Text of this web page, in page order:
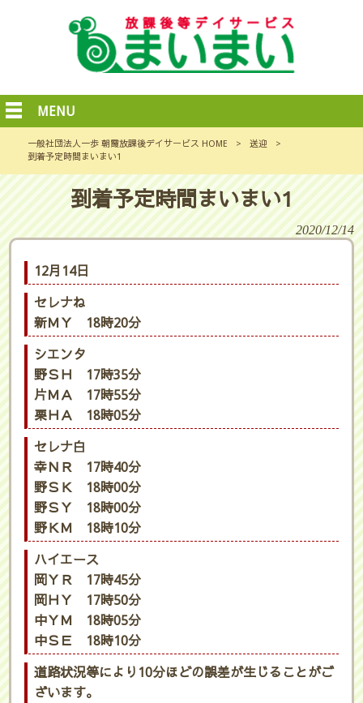
MENU
一般社団法人一歩 朝霞放課後デイサービス HOME > 送迎
>
到着予定時間まいまい1
到着予定時間まいまい1
2020/12/14
12月14日
セレナね
新ＭＹ 18時20分
シエンタ
野ＳＨ 17時35分
片ＭＡ 17時55分
栗ＨＡ 18時05分
セレナ白
幸ＮＲ 17時40分
野ＳＫ 18時00分
野ＳＹ 18時00分
野ＫＭ 18時10分
ハイエース
岡ＹＲ 17時45分
岡ＨＹ 17時50分
中ＹＭ 18時05分
中ＳＥ 18時10分
道路状況等により10分ほどの誤差が生じることがご
ざいます。